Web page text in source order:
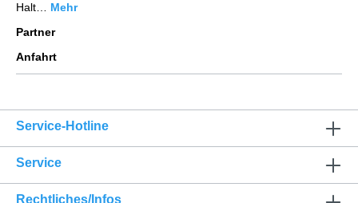
Halt… Mehr
Partner
Anfahrt
Service-Hotline
Service
Rechtliches/Infos